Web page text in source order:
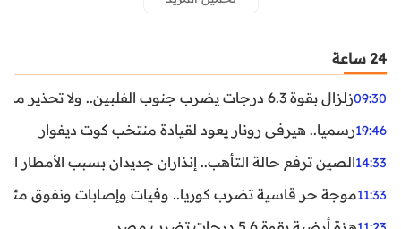
24 ساعة
09:30زلزال بقوة 6.3 درجات يضرب جنوب الفلبين.. ولا تحذير من تسونامي حتى الآن
19:46رسميا.. هيرفي رونار يعود لقيادة منتخب كوت ديفوار
14:33الصين ترفع حالة التأهب.. إنذاران جديدان بسبب الأمطار
11:33موجة حر قاسية تضرب كوريا.. وفيات وإصابات ونفوق مئات